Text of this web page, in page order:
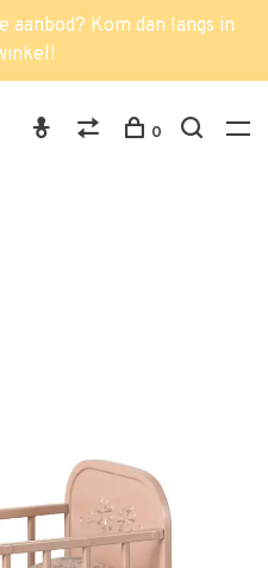
aanbod? Kom dan langs in
0